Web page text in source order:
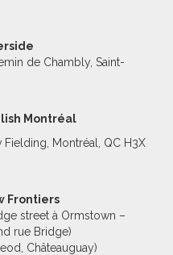
de Chambly, Saint-
Montréal
Fielding, Montréal, QC H3X
Frontiers
street à Ormstown –
rue Bridge)
Châteauguay)